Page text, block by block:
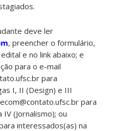
deve ler
, preencher o formulário,
e no link abaixo; e
para o e-mail
para
I, II (Design) e III
para
(Jornalismo); ou
interessados(as) na